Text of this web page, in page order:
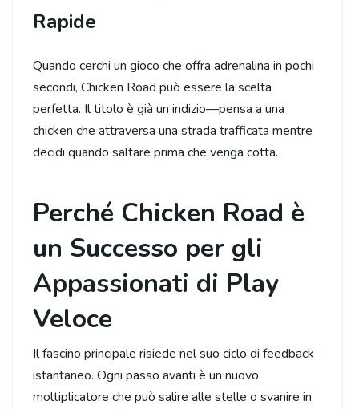
Rapide
Quando cerchi un gioco che offra adrenalina in pochi
secondi, Chicken Road può essere la scelta
perfetta. Il titolo è già un indizio—pensa a una
chicken che attraversa una strada trafficata mentre
decidi quando saltare prima che venga cotta.
Perché Chicken Road è
un Successo per gli
Appassionati di Play
Veloce
Il fascino principale risiede nel suo ciclo di feedback
istantaneo. Ogni passo avanti è un nuovo
moltiplicatore che può salire alle stelle o svanire in